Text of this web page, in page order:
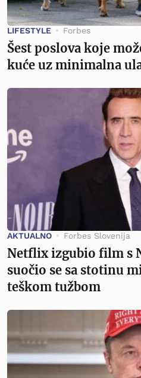
LIFESTYLE Forbes
Šest poslova koje
kuće uz minimalna
AKTUALNO Forbes Slovenija
Netflix izgubio film s
suočio se sa stotinu
teškom tužbom